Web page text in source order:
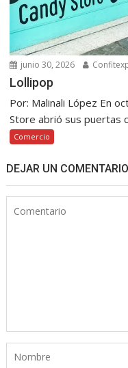
junio 30, 2026
Lollipop
Por: Malinali López En
Store abrió sus puertas
Comercio
DEJAR UN COMENTARIO